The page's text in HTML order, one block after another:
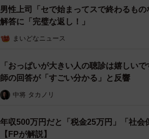
男性上司「セで始まってスで終わるも
解答に「完璧な返し！」
まいどなニュース
「おっぱいが大きい人の聴診は嬉しい
師の回答が「すごい分かる」と反響
中将 タカノリ
年収500万円だと「税金25万円」「社
【FPが解説】